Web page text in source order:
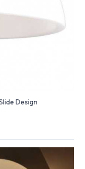
Design